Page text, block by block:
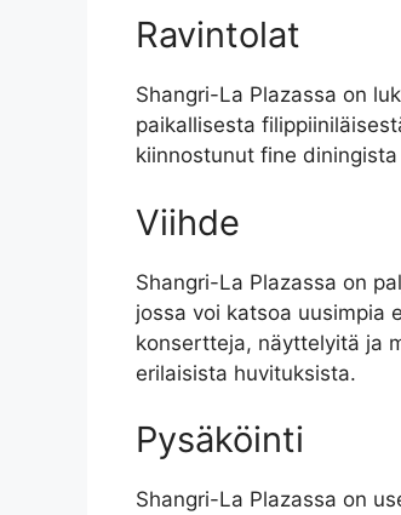
Ravintolat
Shangri-La Plazassa on
paikallisesta
kiinnostunut fine
Viihde
Shangri-La Plazassa on
jossa voi katsoa uusimpia
konsertteja, näyttelyitä ja
erilaisista huvituksista.
Pysäköinti
Shangri-La Plazassa on